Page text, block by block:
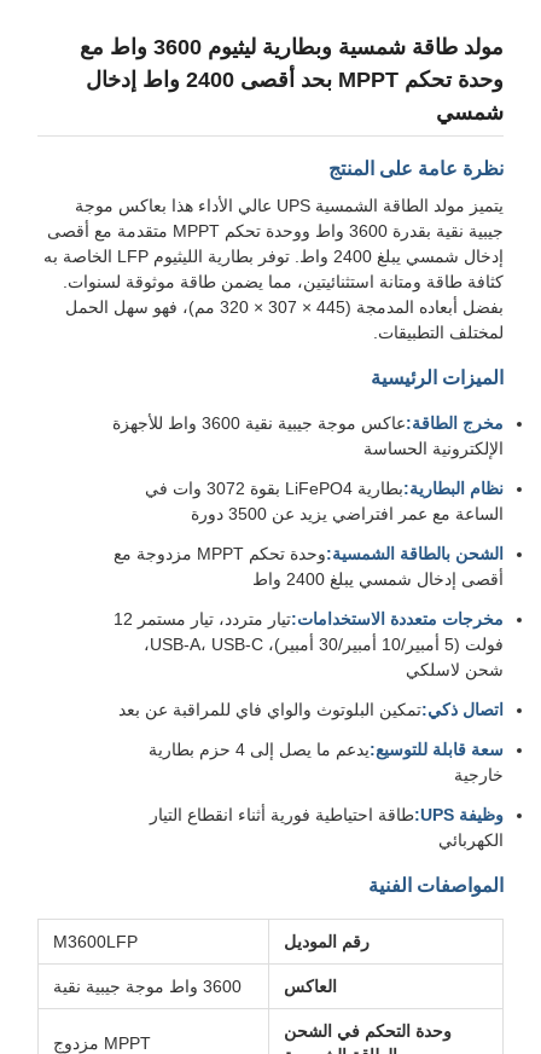
مولد طاقة شمسية وبطارية ليثيوم 3600 واط مع
وحدة تحكم MPPT بحد أقصى 2400 واط إدخال
شمسي
نظرة عامة على المنتج
يتميز مولد الطاقة الشمسية UPS عالي الأداء هذا بعاكس موجة
جيبية نقية بقدرة 3600 واط ووحدة تحكم MPPT متقدمة مع أقصى
إدخال شمسي يبلغ 2400 واط. توفر بطارية الليثيوم LFP الخاصة به
كثافة طاقة ومتانة استثنائيتين، مما يضمن طاقة موثوقة لسنوات.
بفضل أبعاده المدمجة (445 × 307 × 320 مم)، فهو سهل الحمل
لمختلف التطبيقات.
الميزات الرئيسية
مخرج الطاقة:
عاكس موجة جيبية نقية 3600 واط للأجهزة
الإلكترونية الحساسة
نظام البطارية:
بطارية LiFePO4 بقوة 3072 وات في
الساعة مع عمر افتراضي يزيد عن 3500 دورة
الشحن بالطاقة الشمسية:
وحدة تحكم MPPT مزدوجة مع
أقصى إدخال شمسي يبلغ 2400 واط
مخرجات متعددة الاستخدامات:
تيار متردد، تيار مستمر 12
فولت (5 أمبير/10 أمبير/30 أمبير)، USB-A، USB-C،
شحن لاسلكي
اتصال ذكي:تمكين البلوتوث والواي فاي للمراقبة عن بعد
سعة قابلة للتوسيع:
يدعم ما يصل إلى 4 حزم بطارية
خارجية
وظيفة UPS:
طاقة احتياطية فورية أثناء انقطاع التيار
الكهربائي
المواصفات الفنية
رقم الموديل M3600LFP
العاكس 3600 واط موجة جيبية نقية
وحدة التحكم في الشحن
MPPT مزدوج